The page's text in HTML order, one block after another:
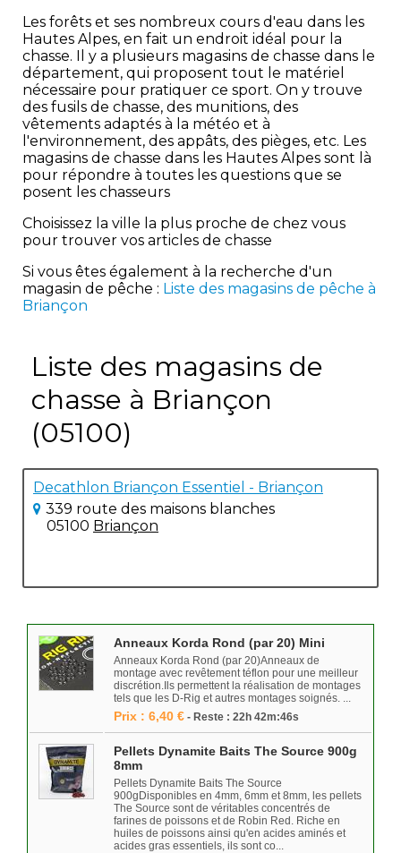
Les forêts et ses nombreux cours d'eau dans les
Hautes Alpes, en fait un endroit idéal pour la
chasse. Il y a plusieurs magasins de chasse dans le
département, qui proposent tout le matériel
nécessaire pour pratiquer ce sport. On y trouve
des fusils de chasse, des munitions, des
vêtements adaptés à la météo et à
l'environnement, des appâts, des pièges, etc. Les
magasins de chasse dans les Hautes Alpes sont là
pour répondre à toutes les questions que se
posent les chasseurs
Choisissez la ville la plus proche de chez vous
pour trouver vos articles de chasse
Si vous êtes également à la recherche d'un
magasin de pêche : Liste des magasins de pêche à
Briançon
Liste des magasins de
chasse à Briançon
(05100)
Decathlon Briançon Essentiel - Briançon
339 route des maisons blanches
05100 Briançon
Anneaux Korda Rond (par 20) Mini
Anneaux Korda Rond (par 20)Anneaux de
montage avec revêtement téflon pour une meilleur
discrétion.Ils permettent la réalisation de montages
tels que les D-Rig et autres montages soignés. ...
Prix : 6,40 € - Reste : 22h 42m:46s
Pellets Dynamite Baits The Source 900g
8mm
Pellets Dynamite Baits The Source
900gDisponibles en 4mm, 6mm et 8mm, les pellets
The Source sont de véritables concentrés de
farines de poissons et de Robin Red. Riche en
huiles de poissons ainsi qu'en acides aminés et
acides gras essentiels, ils sont co...